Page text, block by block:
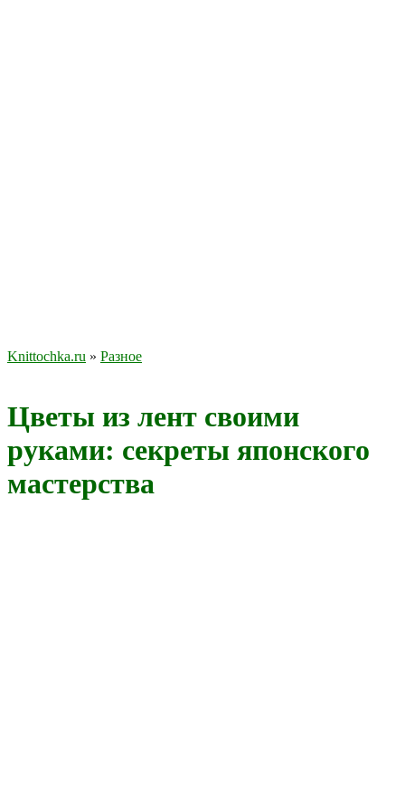
Knittochka.ru » Разное
Цветы из лент своими
руками: секреты японского
мастерства